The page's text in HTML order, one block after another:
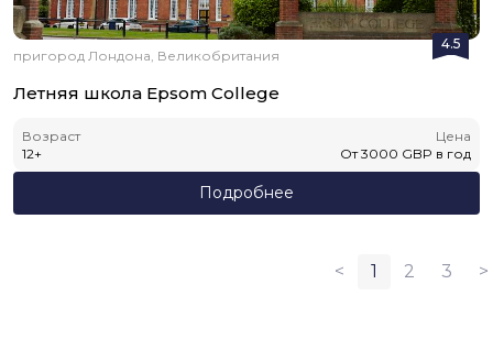
4.5
пригород Лондона, Великобритания
Летняя школа Epsom College
Возраст
12+
Цена
От 3000 GBP в год
Подробнее
< 1 2 3 >